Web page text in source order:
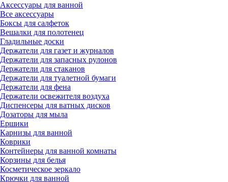
Аксессуары для ванной
Все аксессуары
Боксы для салфеток
Вешалки для полотенец
Гладильные доски
Держатели для газет и журналов
Держатели для запасных рулонов
Держатели для стаканов
Держатели для туалетной бумаги
Держатели для фена
Держатели освежителя воздуха
Диспенсеры для ватных дисков
Дозаторы для мыла
Ершики
Карнизы для ванной
Коврики
Контейнеры для ванной комнаты
Корзины для белья
Косметическое зеркало
Крючки для ванной